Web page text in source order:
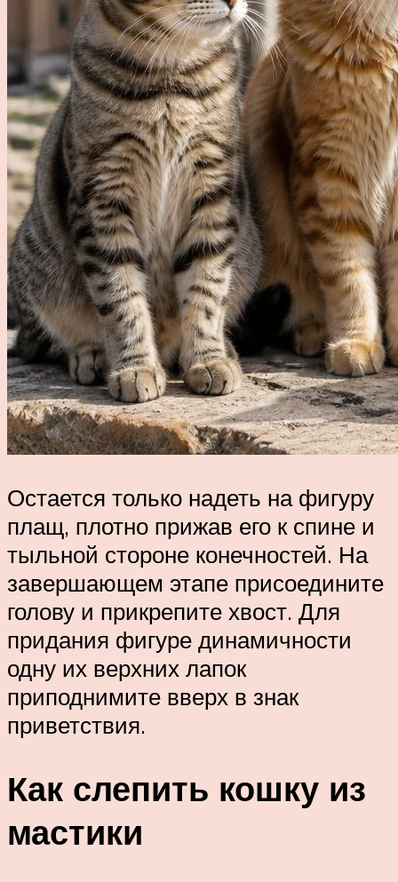
Остается только надеть на фигуру
плащ, плотно прижав его к спине и
тыльной стороне конечностей. На
завершающем этапе присоедините
голову и прикрепите хвост. Для
придания фигуре динамичности
одну их верхних лапок
приподнимите вверх в знак
приветствия.
Как слепить кошку из
мастики